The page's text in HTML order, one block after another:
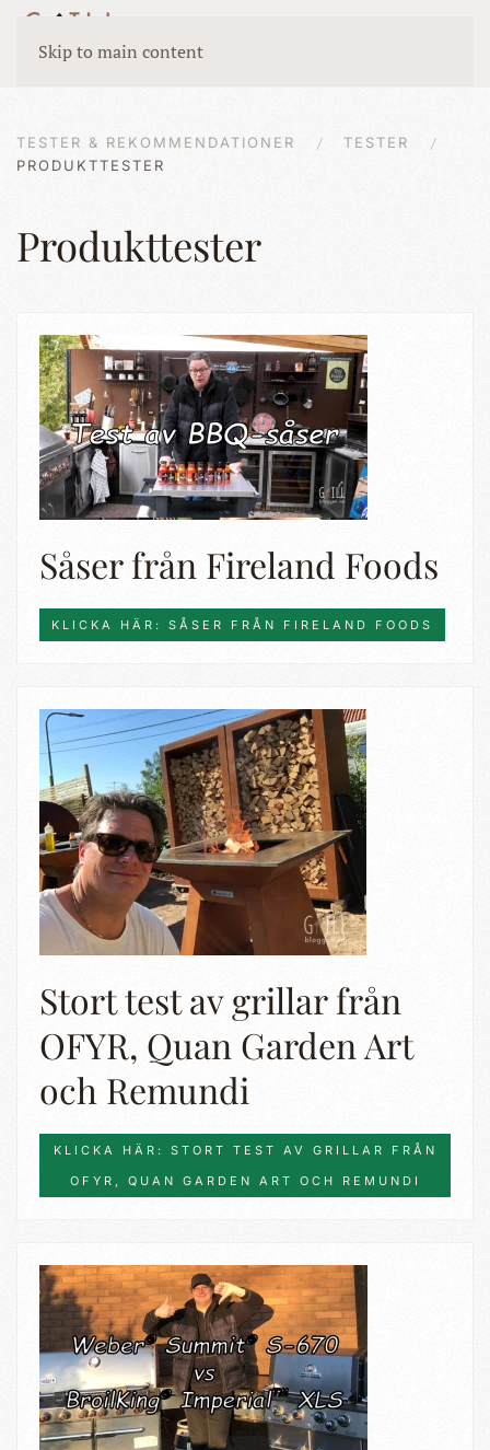
Skip to main content
TESTER & REKOMMENDATIONER
TESTER
PRODUKTTESTER
Produkttester
Såser från Fireland Foods
KLICKA HÄR: SÅSER FRÅN FIRELAND FOODS
Stort test av grillar från
OFYR, Quan Garden Art
och Remundi
KLICKA HÄR: STORT TEST AV GRILLAR FRÅN
OFYR, QUAN GARDEN ART OCH REMUNDI